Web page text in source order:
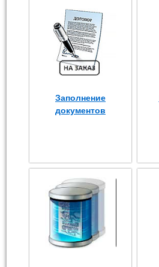
Заполнение
документов